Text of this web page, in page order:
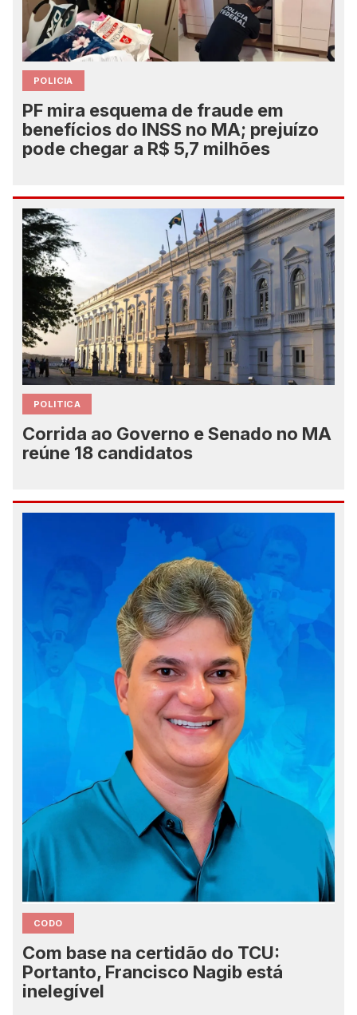
POLICIA
PF mira esquema de fraude em
benefícios do INSS no MA; prejuízo
pode chegar a R$ 5,7 milhões
POLITICA
Corrida ao Governo e Senado no MA
reúne 18 candidatos
CODO
Com base na certidão do TCU:
Portanto, Francisco Nagib está
inelegível